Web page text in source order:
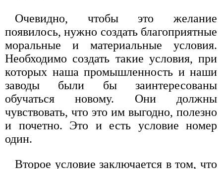
Очевидно, чтобы это желание
появилось, нужно создать благоприятные
моральные и материальные условия.
Необходимо создать такие условия, при
которых наша промышленность и наши
заводы были бы заинтересованы
обучаться новому. Они должны
чувствовать, что это им выгодно, полезно
и почетно. Это и есть условие номер
один.
Второе условие заключается в том, что